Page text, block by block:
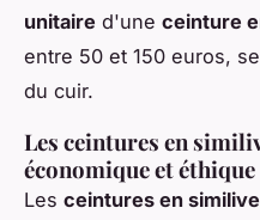
unitaire d'une ceinture
entre 50 et 150 euros,
du cuir.
Les ceintures en
économique et éthique
Les ceintures en